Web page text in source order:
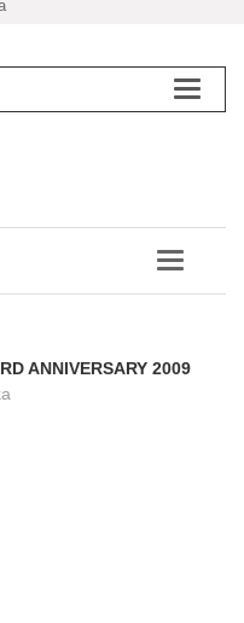
ANNIVERSARY 2009